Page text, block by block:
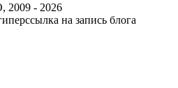
- 2026
на запись блога